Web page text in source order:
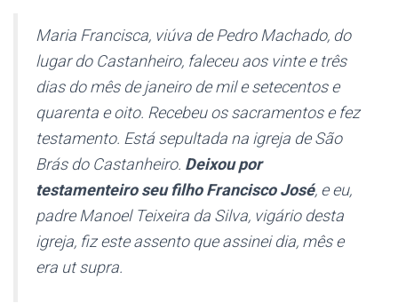
Maria Francisca, viúva de Pedro Machado, do
lugar do Castanheiro, faleceu aos vinte e três
dias do mês de janeiro de mil e setecentos e
quarenta e oito. Recebeu os sacramentos e fez
testamento. Está sepultada na igreja de São
Brás do Castanheiro. Deixou por
testamenteiro seu filho Francisco José, e eu,
padre Manoel Teixeira da Silva, vigário desta
igreja, fiz este assento que assinei dia, mês e
era ut supra.